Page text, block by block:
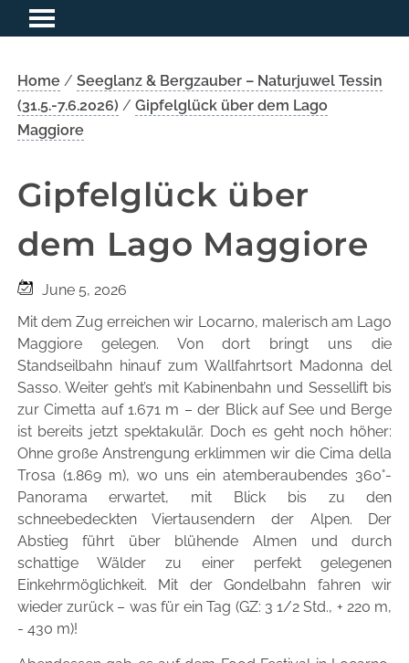
Home / Seeglanz & Bergzauber – Naturjuwel Tessin
(31.5.-7.6.2026) / Gipfelglück über dem Lago
Maggiore
Gipfelglück über
dem Lago Maggiore
June 5, 2026
Mit dem Zug erreichen wir Locarno, malerisch am Lago
Maggiore gelegen. Von dort bringt uns die
Standseilbahn hinauf zum Wallfahrtsort Madonna del
Sasso. Weiter geht’s mit Kabinenbahn und Sessellift bis
zur Cimetta auf 1.671 m – der Blick auf See und Berge
ist bereits jetzt spektakulär. Doch es geht noch höher:
Ohne große Anstrengung erklimmen wir die Cima della
Trosa (1.869 m), wo uns ein atemberaubendes 360°-
Panorama erwartet, mit Blick bis zu den
schneebedeckten Viertausendern der Alpen. Der
Abstieg führt über blühende Almen und durch
schattige Wälder zu einer perfekt gelegenen
Einkehrmöglichkeit. Mit der Gondelbahn fahren wir
wieder zurück – was für ein Tag (GZ: 3 1/2 Std., + 220 m,
- 430 m)!